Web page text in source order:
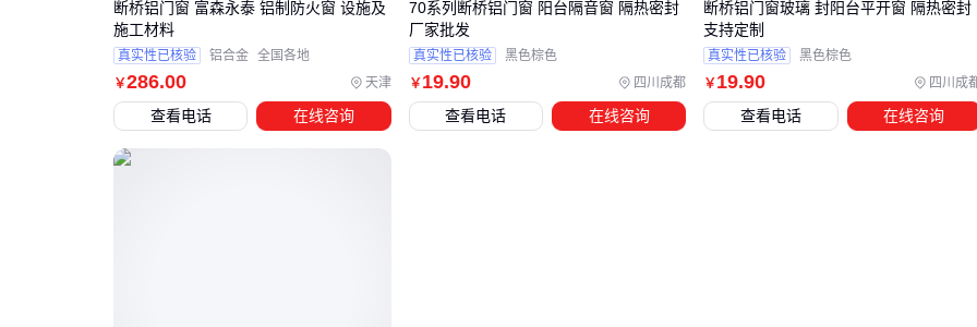
盐雾测试的产品。
五、断桥铝门窗日常维护有哪些容易被忽视的细节？
清洁保养
：每季度检查一次排水孔是否堵塞，轨道积尘要及
￥286.00 天津
断桥铝门窗 富森永泰 铝制防火窗 设施及
施工材料
真实性已核验 铝合金 全国各地
查看电话 在线咨询
￥19.90 四川成都
70系列断桥铝门窗 阳台隔音窗 隔热密封
厂家批发
真实性已核验 黑色棕色
查看电话 在线咨询
￥19.90 四川成
断桥铝门窗玻璃 封阳台平开窗 隔热密封
支持定制
真实性已核验 黑色棕色
查看电话 在线咨询